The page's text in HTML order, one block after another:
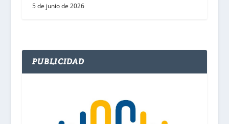
5 de junio de 2026
PUBLICIDAD